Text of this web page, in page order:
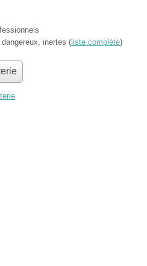
inertes ( liste complète)